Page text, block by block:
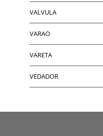
VALVULA
VARAO
VARETA
VEDADOR